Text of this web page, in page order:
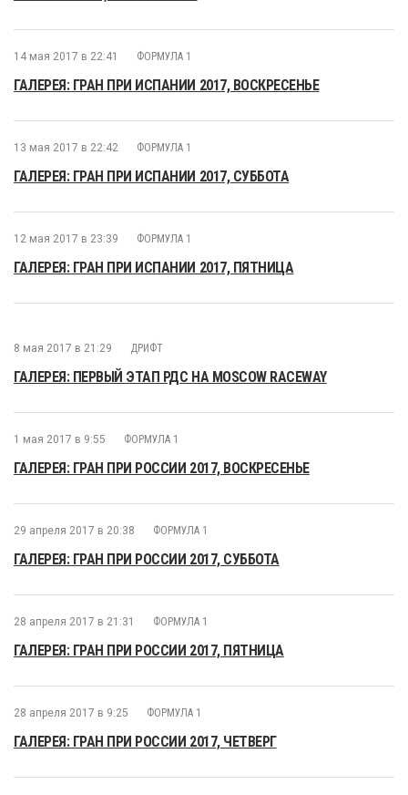
14 мая 2017 в 22:41 ФОРМУЛА 1
ГАЛЕРЕЯ: ГРАН ПРИ ИСПАНИИ 2017, ВОСКРЕСЕНЬЕ
13 мая 2017 в 22:42 ФОРМУЛА 1
ГАЛЕРЕЯ: ГРАН ПРИ ИСПАНИИ 2017, СУББОТА
12 мая 2017 в 23:39 ФОРМУЛА 1
ГАЛЕРЕЯ: ГРАН ПРИ ИСПАНИИ 2017, ПЯТНИЦА
8 мая 2017 в 21:29 ДРИФТ
ГАЛЕРЕЯ: ПЕРВЫЙ ЭТАП РДС НА MOSCOW RACEWAY
1 мая 2017 в 9:55 ФОРМУЛА 1
ГАЛЕРЕЯ: ГРАН ПРИ РОССИИ 2017, ВОСКРЕСЕНЬЕ
29 апреля 2017 в 20:38 ФОРМУЛА 1
ГАЛЕРЕЯ: ГРАН ПРИ РОССИИ 2017, СУББОТА
28 апреля 2017 в 21:31 ФОРМУЛА 1
ГАЛЕРЕЯ: ГРАН ПРИ РОССИИ 2017, ПЯТНИЦА
28 апреля 2017 в 9:25 ФОРМУЛА 1
ГАЛЕРЕЯ: ГРАН ПРИ РОССИИ 2017, ЧЕТВЕРГ